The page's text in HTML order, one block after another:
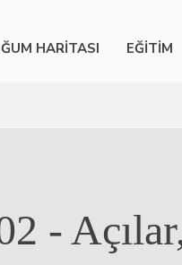
HARİTASI EĞİTİM
-